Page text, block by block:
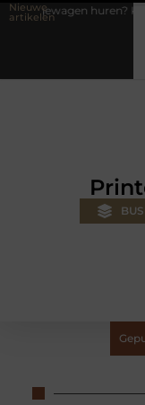
Nieuwe
artikelen
Kies de juiste